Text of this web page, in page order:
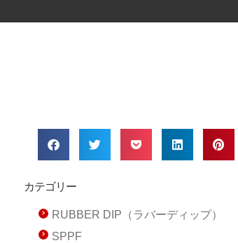
カテゴリー
RUBBER DIP（ラバーディップ）
SPPF